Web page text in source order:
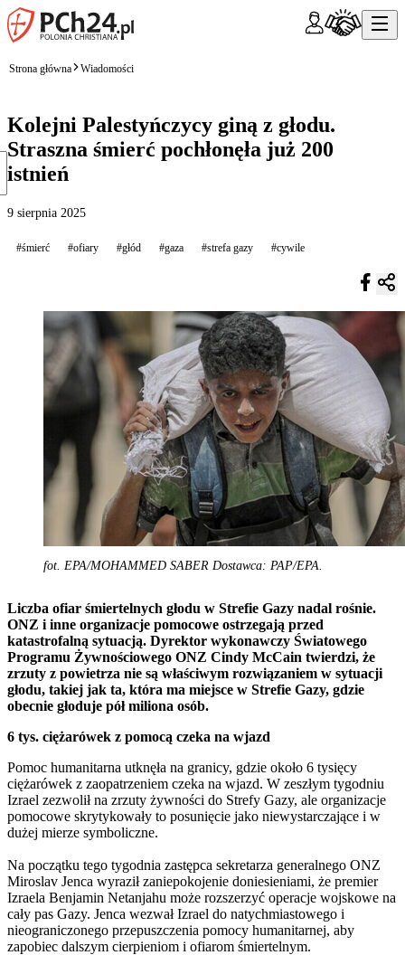
Strona główna Wiadomości
Kolejni Palestyńczycy giną z głodu.
Straszna śmierć pochłonęła już 200
istnień
9 sierpnia 2025
#śmierć #ofiary #głód #gaza #strefa gazy #cywile
fot. EPA/MOHAMMED SABER Dostawca: PAP/EPA.
Liczba ofiar śmiertelnych głodu w Strefie Gazy nadal rośnie.
ONZ i inne organizacje pomocowe ostrzegają przed
katastrofalną sytuacją. Dyrektor wykonawczy Światowego
Programu Żywnościowego ONZ Cindy McCain twierdzi, że
zrzuty z powietrza nie są właściwym rozwiązaniem w sytuacji
głodu, takiej jak ta, która ma miejsce w Strefie Gazy, gdzie
obecnie głoduje pół miliona osób.
6 tys. ciężarówek z pomocą czeka na wjazd
Pomoc humanitarna utknęła na granicy, gdzie około 6 tysięcy
ciężarówek z zaopatrzeniem czeka na wjazd. W zeszłym tygodniu
Izrael zezwolił na zrzuty żywności do Strefy Gazy, ale organizacje
pomocowe skrytykowały to posunięcie jako niewystarczające i w
dużej mierze symboliczne.
Na początku tego tygodnia zastępca sekretarza generalnego ONZ
Miroslav Jenca wyraził zaniepokojenie doniesieniami, że premier
Izraela Benjamin Netanjahu może rozszerzyć operacje wojskowe na
cały pas Gazy. Jenca wezwał Izrael do natychmiastowego i
nieograniczonego przepuszczenia pomocy humanitarnej, aby
zapobiec dalszym cierpieniom i ofiarom śmiertelnym.